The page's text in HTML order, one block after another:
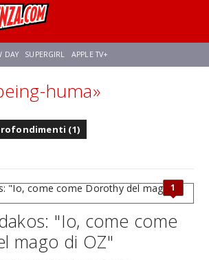
DAY SUPERGIRL APPLE TV+
ZENDAYA STAR TREK AVENGERS: DOOMSDAY
huma»
(1)
1
"Io, come come
mago di OZ"